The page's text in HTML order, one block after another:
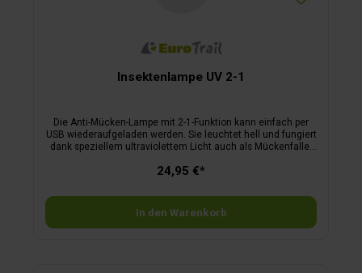
Insektenlampe UV 2-1
Die Anti-Mücken-Lampe mit 2-1-Funktion kann einfach per
USB wiederaufgeladen werden. Sie leuchtet hell und fungiert
dank speziellem ultraviolettem Licht auch als Mückenfalle.
von 5 Metern an. Diese werden dann automatisch von der
Flüssigkeiten und ist 100 % sicher für Kinder und Tiere.
Einsatzdauer: Lampe 7 h; UV-Mückenlampe 8 h. Ladezeit: 3
h.
24,95 €*
In den Warenkorb